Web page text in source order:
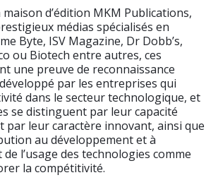
d’édition MKM Publications,
médias spécialisés en
Byte, ISV Magazine, Dr Dobb’s,
ou Biotech entre autres, ces
une preuve de reconnaissance
par les entreprises qui
dans le secteur technologique, et
se distinguent par leur capacité
par leur caractère innovant, ainsi que
au développement et à
de l’usage des technologies comme
la compétitivité.